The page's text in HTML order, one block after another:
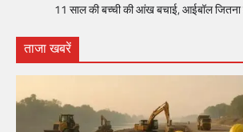
11 साल की बच्ची की आंख बचाई, आईबॉल जितना
ताजा खबरें